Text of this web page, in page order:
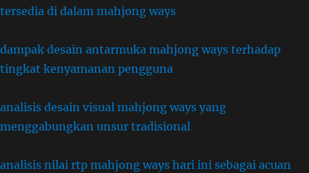
tersedia di dalam mahjong ways
dampak desain antarmuka mahjong ways terhadap
tingkat kenyamanan pengguna
analisis desain visual mahjong ways yang
menggabungkan unsur tradisional
analisis nilai rtp mahjong ways hari ini sebagai acuan